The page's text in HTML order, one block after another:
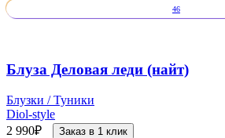
46
Блуза Деловая леди (найт)
Блузки / Туники
Diol-style
2 990₽ Заказ в 1 клик